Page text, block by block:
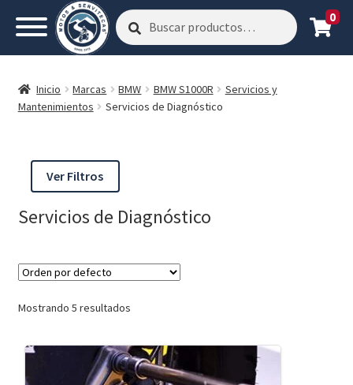
Buscar
por:
Buscar 0
Inicio Marcas BMW BMW S1000R
Servicios y
Mantenimientos
Servicios de Diagnóstico
Ver Filtros
Servicios de Diagnóstico
Mostrando 5 resultados